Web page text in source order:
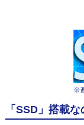
※
「SSD」搭載